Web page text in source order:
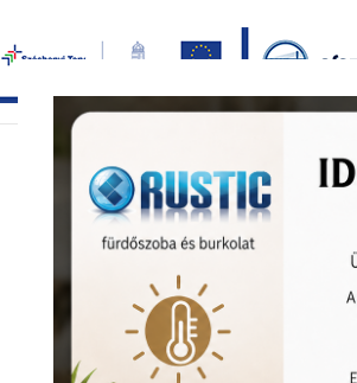
termékek